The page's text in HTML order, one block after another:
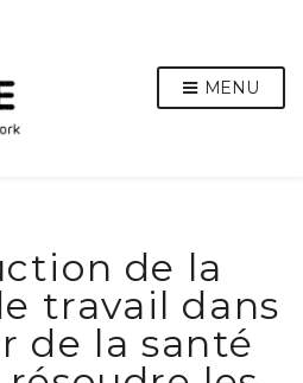
MENU
de la
travail dans
de la santé